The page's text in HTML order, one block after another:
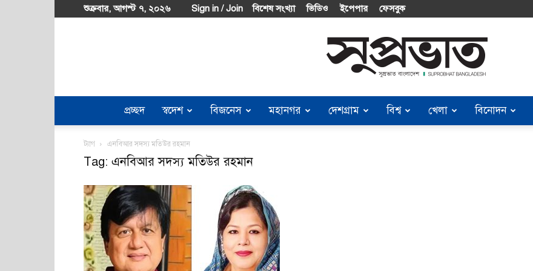
শুক্রবার, আগস্ট ৭, ২০২৬ Sign in / Join বিশেষ সংখ্যা ভিডিও ইপেপার ফেসবুক
Suprobhat
প্রচ্ছদ স্বদেশ বিজনেস মহানগর দেশগ্রাম বিশ্ব খেলা বিনোদন
ট্যাগ এনবিআর সদস্য মতিউর রহমান
Tag: এনবিআর সদস্য মতিউর রহমান